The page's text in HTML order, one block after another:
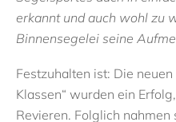
erkannt und auch wohl zu
Binnensegelei seine
Festzuhalten ist: Die
Klassen“ wurden ein
Revieren. Folglich